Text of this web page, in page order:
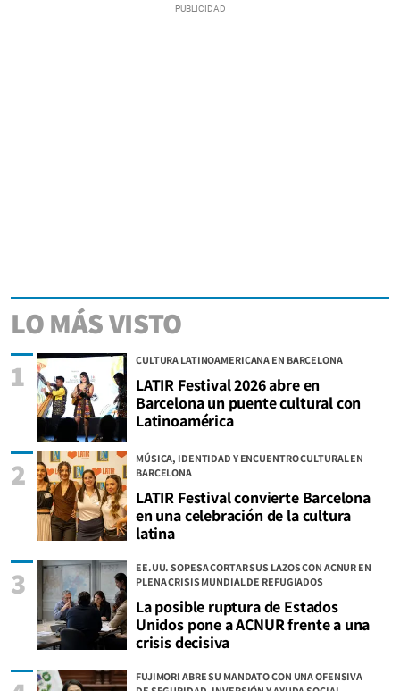
LO MÁS VISTO
CULTURA LATINOAMERICANA EN BARCELONA
LATIR Festival 2026 abre en
Barcelona un puente cultural con
Latinoamérica
1
MÚSICA, IDENTIDAD Y ENCUENTRO CULTURAL EN
BARCELONA
LATIR Festival convierte Barcelona
en una celebración de la cultura
latina
2
EE.UU. SOPESA CORTAR SUS LAZOS CON ACNUR EN
PLENA CRISIS MUNDIAL DE REFUGIADOS
La posible ruptura de Estados
Unidos pone a ACNUR frente a una
crisis decisiva
3
FUJIMORI ABRE SU MANDATO CON UNA OFENSIVA